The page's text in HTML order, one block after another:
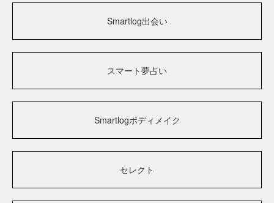
Smartlog出会い
スマート夢占い
Smartlogボディメイク
セレクト